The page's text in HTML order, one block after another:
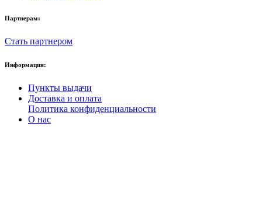
Партнерам:
Стать партнером
Информация:
Пункты выдачи
Доставка и оплата
Политика конфиденциальности
О нас